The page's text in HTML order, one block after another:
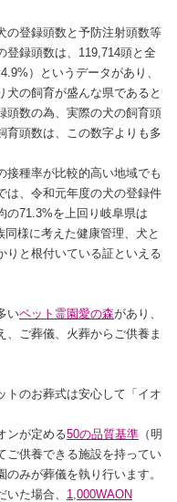
の登録頭数と予防注射頭数等
登録頭数は、119,714頭と全
）というデータがあり、
犬の飼育が盛んな県であると
頭数の為、実際の犬の飼育頭
育頭数は、この数字よりも多
接種率が比較的高い地域でも
は、令和元年度の犬の登録件
の71.3%を上回り岐阜県は
様に考えた健康管理、犬と
りと根付いている証といえる
いペット霊園愛の森があり、
、ご葬儀、火葬からご供養ま
トのお葬式は安心して「イオ
ンが定める50の品質基準 （明
ご供養できる施設を持ってい
みが葬儀を執り行います。
た場合、 1,000WAON